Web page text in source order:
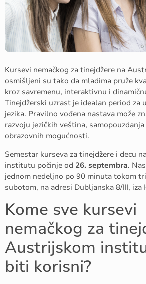
Kursevi nemačkog za tinejdžere na
osmišljeni su tako da mladima pruže
kroz savremenu, interaktivnu i
Tinejdžerski uzrast je idealan period za
jezika. Pravilno vođena nastava može
razvoju jezičkih veština,
obrazovnih mogućnosti.
Semestar kurseva za tinejdžere i decu
institutu počinje od 26. septembra.
jednom nedeljno po 90 minuta tokom
subotom, na adresi Dubljanska 8/III, iza
Kome sve kursevi
nemačkog za
Austrijskom
biti korisni?